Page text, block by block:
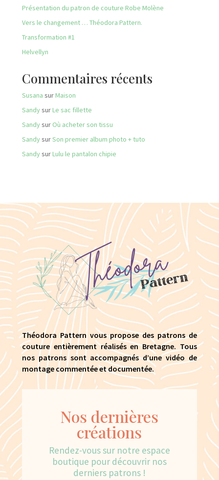
Présentation du patron de couture Robe Molène
Vers le changement … Théodora Pattern.
Transformation #1
Helvellyn
Commentaires récents
Susana surMaison
SandysurLe sac fillette
Sandysur Où acheter son tissu
SandysurSon premier album photo + tuto
SandysurLulu le pantalon chipie
Théodora Pattern vous propose des patrons de
couture entièrement réalisés en Bretagne. Tous
nos patrons sont accompagnés d’une vidéo de
montage commentée et documentée.
Nos dernières
créations
Rendez-vous sur notre espace
boutique pour découvrir nos
derniers patrons !